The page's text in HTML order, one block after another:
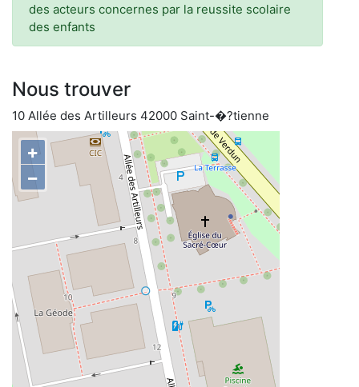
des acteurs concernes par la reussite scolaire
des enfants
Nous trouver
10 Allée des Artilleurs 42000 Saint-�?tienne
+
−